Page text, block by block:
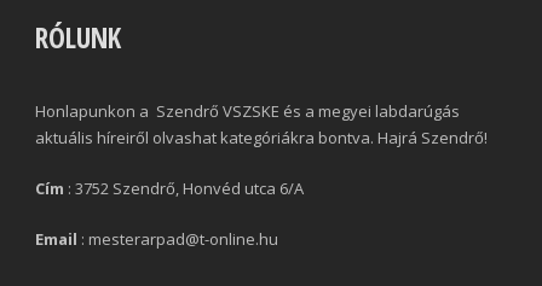
RÓLUNK
Honlapunkon a Szendrő VSZSKE és a megyei labdarúgás
aktuális híreiről olvashat kategóriákra bontva. Hajrá Szendrő!
Cím : 3752 Szendrő, Honvéd utca 6/A
Email : mesterarpad@t-online.hu